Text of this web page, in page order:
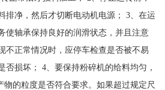
排净，然后才切断电动机电源； 3、在运
使轴承保持良好的润滑状态，并且注意
不正常情况时，应停车检查是否被不易
否损坏； 4、要保持粉碎机的给料均匀，
物的粒度是否符合要求。如果超过规定尺